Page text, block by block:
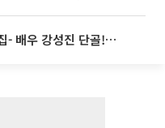
'2TV 생생정보' 오늘방송맛집- 배우 강성진 단골! 쌀국수ㆍ푸팟퐁 커리 맛집 '블○○○'